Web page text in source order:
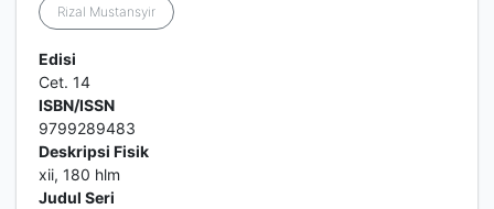
Rizal Mustansyir
Edisi
Cet. 14
ISBN/ISSN
9799289483
Deskripsi Fisik
xii, 180 hlm
Judul Seri